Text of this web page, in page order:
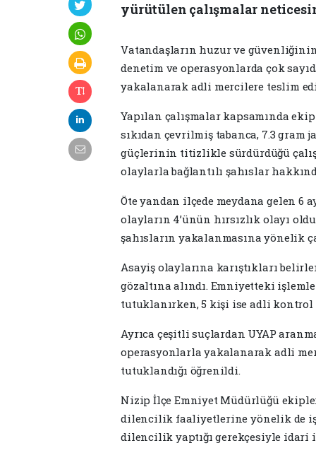
yürütülen çalışmalar
Vatandaşların huzur ve
denetim ve operasyonlarda çok
yakalanarak adli mercilere teslim
Yapılan çalışmalar kapsamında
sıkıdan çevrilmiş tabanca, 7.3 gram
güçlerinin titizlikle sürdürdüğü
olaylarla bağlantılı şahıslar
Öte yandan ilçede meydana gelen 6
olayların 4’ünün hırsızlık olayı
şahısların yakalanmasına yönelik
Asayiş olaylarına karıştıkları
gözaltına alındı. Emniyetteki
tutuklanırken, 5 kişi ise adli kontrol
Ayrıca çeşitli suçlardan UYAP
operasyonlarla yakalanarak adli
tutuklandığı öğrenildi.
Nizip İlçe Emniyet Müdürlüğü
dilencilik faaliyetlerine yönelik de
dilencilik yaptığı gerekçesiyle idari